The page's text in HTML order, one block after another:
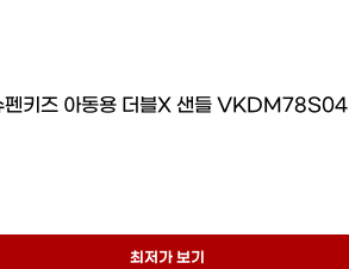
펜키즈 아동용 더블X 샌들 VKDM78S04
최저가 보기